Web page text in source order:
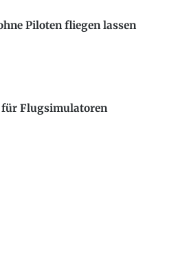
Piloten fliegen lassen
für Flugsimulatoren